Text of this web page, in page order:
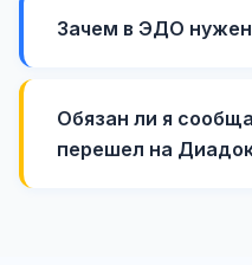
Зачем в ЭДО
Обязан ли я
перешел на